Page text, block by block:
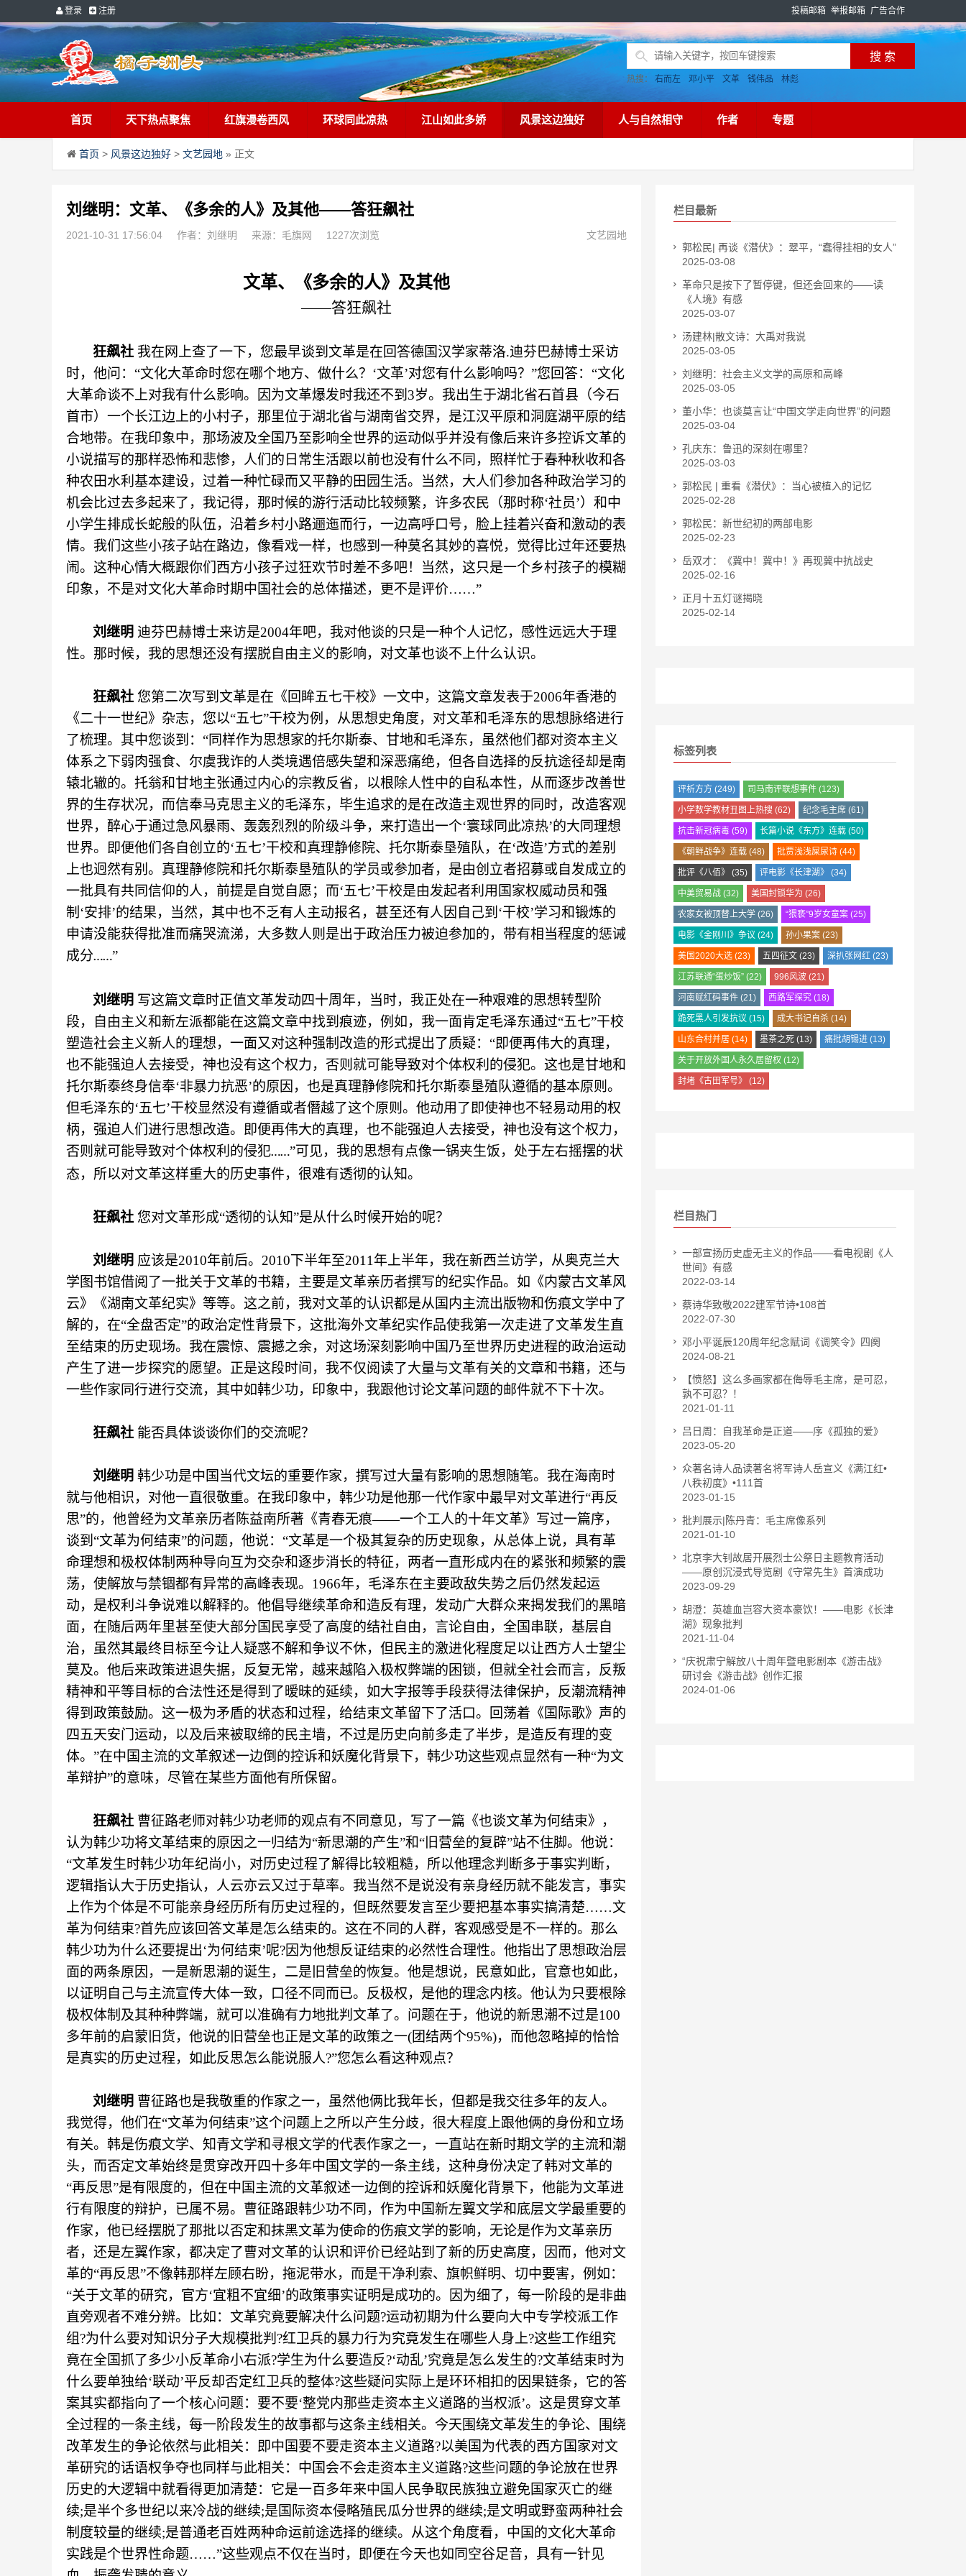
登录 注册 投稿邮箱 举报邮箱 广告合作
热搜： 右而左 邓小平 文革 钱伟品 林彪
首页 天下热点聚焦 红旗漫卷西风 环球同此凉热 江山如此多娇 风景这边独好 人与自然相守 作者 专题
首页 > 风景这边独好 > 文艺园地 » 正文
刘继明：文革、《多余的人》及其他——答狂飙社
2021-10-31 17:56:04 作者：刘继明 来源：毛旗网 1227次浏览 文艺园地
文革、《多余的人》及其他
——答狂飙社
狂飙社 我在网上查了一下，您最早谈到文革是在回答德国汉学家蒂洛.迪芬巴赫博士采访
时，他问：“文化大革命时您在哪个地方、做什么？‘文革’对您有什么影响吗？”您回答：“文化
大革命谈不上对我有什么影响。因为文革爆发时我还不到3岁。我出生于湖北省石首县（今石
首市）一个长江边上的小村子，那里位于湖北省与湖南省交界，是江汉平原和洞庭湖平原的结
合地带。在我印象中，那场波及全国乃至影响全世界的运动似乎并没有像后来许多控诉文革的
小说描写的那样恐怖和悲惨，人们的日常生活跟以前也没有什么不同，照样忙于春种秋收和各
种农田水利基本建设，过着一种忙碌而又平静的田园生活。当然，大人们参加各种政治学习的
机会比过去多起来了，我记得，那时候的游行活动比较频繁，许多农民（那时称‘社员’）和中
小学生排成长蛇般的队伍，沿着乡村小路逦迤而行，一边高呼口号，脸上挂着兴奋和激动的表
情。我们这些小孩子站在路边，像看戏一样，也感到一种莫名其妙的喜悦，觉得比过年还要热
闹。这种心情大概跟你们西方小孩子过狂欢节时差不多吧！当然，这只是一个乡村孩子的模糊
印象，不是对文化大革命时期中国社会的总体描述，更不是评价……”
刘继明 迪芬巴赫博士来访是2004年吧，我对他谈的只是一种个人记忆，感性远远大于理
性。那时候，我的思想还没有摆脱自由主义的影响，对文革也谈不上什么认识。
狂飙社 您第二次写到文革是在《回眸五七干校》一文中，这篇文章发表于2006年香港的
《二十一世纪》杂志，您以“五七”干校为例，从思想史角度，对文革和毛泽东的思想脉络进行
了梳理。其中您谈到：“同样作为思想家的托尔斯泰、甘地和毛泽东，虽然他们都对资本主义
体系之下弱肉强食、尔虞我诈的人类境遇倍感失望和深恶痛绝，但各自选择的反抗途径却是南
辕北辙的。托翁和甘地主张通过内心的宗教反省，以根除人性中的自私本性，从而逐步改善世
界的生存状况，而信奉马克思主义的毛泽东，毕生追求的是在改造主观世界的同时，改造客观
世界，醉心于通过急风暴雨、轰轰烈烈的阶级斗争，来打造出一个‘寰球同此凉热’的大同理想
世界。即便他们各自创立的‘五七’干校和真理静修院、托尔斯泰垦殖队，在‘改造’方式的差别
上也迥然有别。真理静修院和托尔斯泰垦殖队的学员或参加者，是由创立者招募或自发成立的
一批具有共同信仰的人，前提是自觉自愿；而‘五七’干校是由发起者利用国家权威动员和强
制‘安排’的结果，当然，其中也不乏有人主动报名，甚至还有人因自己到‘干校’学习和锻炼的
申请没能获得批准而痛哭流涕，大多数人则是出于政治压力被迫参加的，带有相当程度的惩诫
成分……”
刘继明 写这篇文章时正值文革发动四十周年，当时，我正处在一种艰难的思想转型阶
段，自由主义和新左派都能在这篇文章中找到痕迹，例如，我一面肯定毛泽东通过“五七”干校
塑造社会主义新人的理想，一面又对这种强制改造的形式提出了质疑：“即便再伟大的真理，
也不能强迫人去接受，神也没有这个权力，否则就可能导致对个体权利的侵犯。这也是甘地和
托尔斯泰终身信奉‘非暴力抗恶’的原因，也是真理静修院和托尔斯泰垦殖队遵循的基本原则。
但毛泽东的‘五七’干校显然没有遵循或者僭越了这个原则。他动用了即使神也不轻易动用的权
柄，强迫人们进行思想改造。即便再伟大的真理，也不能强迫人去接受，神也没有这个权力，
否则就可能导致对个体权利的侵犯……”可见，我的思想有点像一锅夹生饭，处于左右摇摆的状
态，所以对文革这样重大的历史事件，很难有透彻的认知。
狂飙社 您对文革形成“透彻的认知”是从什么时候开始的呢？
刘继明 应该是2010年前后。2010下半年至2011年上半年，我在新西兰访学，从奥克兰大
学图书馆借阅了一批关于文革的书籍，主要是文革亲历者撰写的纪实作品。如《内蒙古文革风
云》《湖南文革纪实》等等。这之前，我对文革的认识都是从国内主流出版物和伤痕文学中了
解的，在“全盘否定”的政治定性背景下，这批海外文革纪实作品使我第一次走进了文革发生直
至结束的历史现场。我在震惊、震撼之余，对这场深刻影响中国乃至世界历史进程的政治运动
产生了进一步探究的愿望。正是这段时间，我不仅阅读了大量与文革有关的文章和书籍，还与
一些作家同行进行交流，其中如韩少功，印象中，我跟他讨论文革问题的邮件就不下十次。
狂飙社 能否具体谈谈你们的交流呢？
刘继明 韩少功是中国当代文坛的重要作家，撰写过大量有影响的思想随笔。我在海南时
就与他相识，对他一直很敬重。在我印象中，韩少功是他那一代作家中最早对文革进行“再反
思”的，他曾经为文革亲历者陈益南所著《青春无痕——一个工人的十年文革》写过一篇序，
谈到“文革为何结束”的问题，他说：“文革是一个极其复杂的历史现象，从总体上说，具有革
命理想和极权体制两种导向互为交杂和逐步消长的特征，两者一直形成内在的紧张和频繁的震
荡，使解放与禁锢都有异常的高峰表现。1966年，毛泽东在主要政敌失势之后仍然发起运
动，是权利斗争说难以解释的。他倡导继续革命和造反有理，发动广大群众来揭发我们的黑暗
面，在随后两年里甚至使大部分国民享受了高度的结社自由，言论自由，全国串联，基层自
治，虽然其最终目标至今让人疑惑不解和争议不休，但民主的激进化程度足以让西方人士望尘
莫及。他后来政策进退失据，反复无常，越来越陷入极权弊端的困锁，但就全社会而言，反叛
精神和平等目标的合法性还是得到了暧昧的延续，如大字报等手段获得法律保护，反潮流精神
得到政策鼓励。这一极为矛盾的状态和过程，给结束文革留下了活口。回荡着《国际歌》声的
四五天安门运动，以及后来被取缔的民主墙，不过是历史向前多走了半步，是造反有理的变
体。”在中国主流的文革叙述一边倒的控诉和妖魔化背景下，韩少功这些观点显然有一种“为文
革辩护”的意味，尽管在某些方面他有所保留。
狂飙社 曹征路老师对韩少功老师的观点有不同意见，写了一篇《也谈文革为何结束》，
认为韩少功将文革结束的原因之一归结为“新思潮的产生”和“旧营垒的复辟”站不住脚。他说：
“文革发生时韩少功年纪尚小，对历史过程了解得比较粗糙，所以他理念判断多于事实判断，
逻辑指认大于历史指认，人云亦云又过于草率。我当然不是说没有亲身经历就不能发言，事实
上作为个体是不可能亲身经历所有历史过程的，但既然要发言至少要把基本事实搞清楚……文
革为何结束?首先应该回答文革是怎么结束的。这在不同的人群，客观感受是不一样的。那么
韩少功为什么还要提出‘为何结束’呢?因为他想反证结束的必然性合理性。他指出了思想政治层
面的两条原因，一是新思潮的诞生，二是旧营垒的恢复。他是想说，民意如此，官意也如此，
以证明自己与主流宣传大体一致，口径不同而已。反极权，是他的理念内核。他认为只要根除
极权体制及其种种弊端，就可以准确有力地批判文革了。问题在于，他说的新思潮不过是100
多年前的启蒙旧货，他说的旧营垒也正是文革的政策之一(团结两个95%)，而他忽略掉的恰恰
是真实的历史过程，如此反思怎么能说服人?”您怎么看这种观点？
刘继明 曹征路也是我敬重的作家之一，虽然他俩比我年长，但都是我交往多年的友人。
我觉得，他们在“文革为何结束”这个问题上之所以产生分歧，很大程度上跟他俩的身份和立场
有关。韩是伤痕文学、知青文学和寻根文学的代表作家之一，一直站在新时期文学的主流和潮
头，而否定文革始终是贯穿改开四十多年中国文学的一条主线，这种身份决定了韩对文革的
“再反思”是有限度的，但在中国主流的文革叙述一边倒的控诉和妖魔化背景下，他能为文革进
行有限度的辩护，已属不易。曹征路跟韩少功不同，作为中国新左翼文学和底层文学最重要的
作家，他已经摆脱了那批以否定和抹黑文革为使命的伤痕文学的影响，无论是作为文革亲历
者，还是左翼作家，都决定了曹对文革的认识和评价已经站到了新的历史高度，因而，他对文
革的“再反思”不像韩那样左顾右盼，拖泥带水，而是干净利索、旗帜鲜明、切中要害，例如：
“关于文革的研究，官方‘宜粗不宜细’的政策事实证明是成功的。因为细了，每一阶段的是非曲
直旁观者不难分辨。比如：文革究竟要解决什么问题?运动初期为什么要向大中专学校派工作
组?为什么要对知识分子大规模批判?红卫兵的暴力行为究竟发生在哪些人身上?这些工作组究
竟在全国抓了多少小反革命小右派?学生为什么要造反?‘动乱’究竟是怎么发生的?文革结束时为
什么要单独给‘联动’平反却否定红卫兵的整体?这些疑问实际上是环环相扣的因果链条，它的答
案其实都指向了一个核心问题：要不要‘整党内那些走资本主义道路的当权派’。这是贯穿文革
全过程的一条主线，每一阶段发生的故事都与这条主线相关。今天围绕文革发生的争论、围绕
改革发生的争论依然与此相关：即中国要不要走资本主义道路?以美国为代表的西方国家对文
革研究的话语权争夺也同样与此相关：中国会不会走资本主义道路?这些问题的争论放在世界
历史的大逻辑中就看得更加清楚：它是一百多年来中国人民争取民族独立避免国家灭亡的继
续;是半个多世纪以来冷战的继续;是国际资本侵略殖民瓜分世界的继续;是文明或野蛮两种社会
制度较量的继续;是普通老百姓两种命运前途选择的继续。从这个角度看，中国的文化大革命
实践是个世界性命题……”这些观点不仅在当时，即便在今天也如同空谷足音，具有一针见
栏目最新
郭松民| 再谈《潜伏》：翠平，“蠢得挂相的女人”
2025-03-08
革命只是按下了暂停键，但还会回来的——读
《人境》有感
2025-03-07
汤建林|散文诗：大禹对我说
2025-03-05
刘继明：社会主义文学的高原和高峰
2025-03-05
董小华：也谈莫言让“中国文学走向世界”的问题
2025-03-04
孔庆东：鲁迅的深刻在哪里？
2025-03-03
郭松民 | 重看《潜伏》：当心被植入的记忆
2025-02-28
郭松民：新世纪初的两部电影
2025-02-23
岳双才：《冀中！冀中！》再现冀中抗战史
2025-02-16
正月十五灯谜揭晓
2025-02-14
标签列表
评析方方 (249) 司马南评联想事件 (123)
小学数学教材丑图上热搜 (62) 纪念毛主席 (61)
抗击新冠病毒 (59) 长篇小说《东方》连载 (50)
《朝鲜战争》连载 (48) 批贾浅浅屎尿诗 (44)
批评《八佰》 (35) 评电影《长津湖》 (34)
中美贸易战 (32) 美国封锁华为 (26)
农家女被顶替上大学 (26) “猥亵”9岁女童案 (25)
电影《金刚川》争议 (24) 孙小果案 (23)
美国2020大选 (23) 五四征文 (23) 深扒张网红 (23)
江苏联通“蛋炒饭” (22) 996风波 (21)
河南赋红码事件 (21) 西路军探究 (18)
跪死黑人引发抗议 (15) 成大书记自杀 (14)
山东合村并居 (14) 墨茶之死 (13) 痛批胡锡进 (13)
关于开放外国人永久居留权 (12)
封堵《古田军号》 (12)
栏目热门
一部宣扬历史虚无主义的作品——看电视剧《人
世间》有感
2022-03-14
蔡诗华致敬2022建军节诗•108首
2022-07-30
邓小平诞辰120周年纪念赋词《调笑令》四阕
2024-08-21
【愤怒】这么多画家都在侮辱毛主席，是可忍，
孰不可忍？！
2021-01-11
吕日周：自我革命是正道——序《孤独的爱》
2023-05-20
众著名诗人品读著名将军诗人岳宣义《满江红•
八秩初度》•111首
2023-01-15
批判展示|陈丹青：毛主席像系列
2021-01-10
北京李大钊故居开展烈士公祭日主题教育活动
——原创沉浸式导览剧《守常先生》首演成功
2023-09-29
胡澄：英雄血岂容大资本豪饮！——电影《长津
湖》现象批判
2021-11-04
“庆祝肃宁解放八十周年暨电影剧本《游击战》
研讨会《游击战》创作汇报
2024-01-06